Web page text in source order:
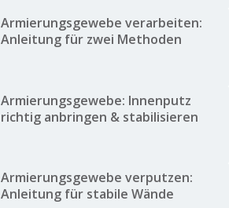
Armierungsgewebe verarbeiten:
Anleitung für zwei Methoden
Armierungsgewebe: Innenputz
richtig anbringen & stabilisieren
Armierungsgewebe verputzen:
Anleitung für stabile Wände